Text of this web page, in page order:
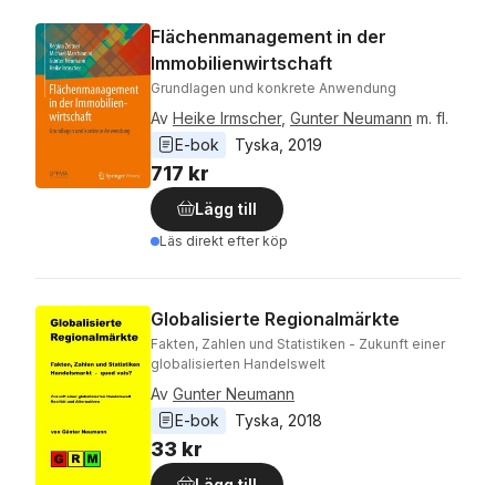
Flächenmanagement in der
Immobilienwirtschaft
Grundlagen und konkrete Anwendung
Av Heike Irmscher, Gunter Neumann m. fl.
E-bok
Tyska 2019
717 kr
Lägg till
Läs direkt efter köp
Globalisierte Regionalmärkte
Fakten, Zahlen und Statistiken - Zukunft einer
globalisierten Handelswelt
Av Gunter Neumann
E-bok
Tyska 2018
33 kr